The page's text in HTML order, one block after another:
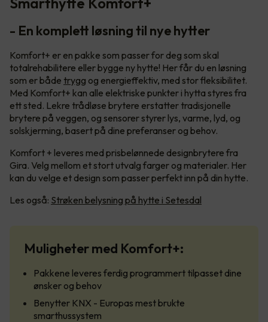
- En komplett løsning til nye hytter
Komfort+ er en pakke som passer for deg som skal
totalrehabilitere eller bygge ny hytte! Her får du en løsning
som er både trygg og energieffektiv, med stor fleksibilitet.
Med Komfort+ kan alle elektriske punkter i hytta styres fra
ett sted. Lekre trådløse brytere erstatter tradisjonelle
brytere på veggen, og sensorer styrer lys, varme, lyd, og
solskjerming, basert på dine preferanser og behov.
Komfort + leveres med prisbelønnede designbrytere fra
Gira. Velg mellom et stort utvalg farger og materialer. Her
kan du velge et design som passer perfekt inn på din hytte.
Les også: Strøken belysning på hytte i Setesdal
Muligheter med Komfort+:
Pakkene leveres ferdig programmert tilpasset dine
ønsker og behov
Benytter KNX - Europas mest brukte
smarthussystem